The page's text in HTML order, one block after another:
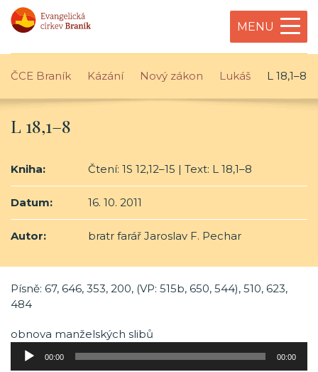
MENU
ČCE Braník Kázání Nový zákon Lukáš L 18,1–8
L 18,1–8
Kniha: Čtení: 1S 12,12–15 | Text: L 18,1–8
Datum: 16. 10. 2011
Autor: bratr farář Jaroslav F. Pechar
Písně: 67, 646, 353, 200, (VP: 515b, 650, 544), 510, 623,
484
obnova manželských slibů
Audio
přehrávač
00:00 00:00